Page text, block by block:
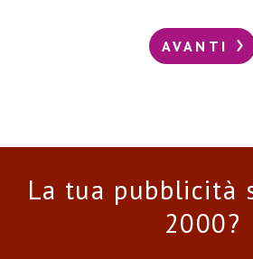
AVANTI
La tua pubblicità
2000?